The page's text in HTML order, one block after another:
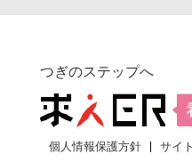
つぎのステップへ
個人情報保護方針
サイ